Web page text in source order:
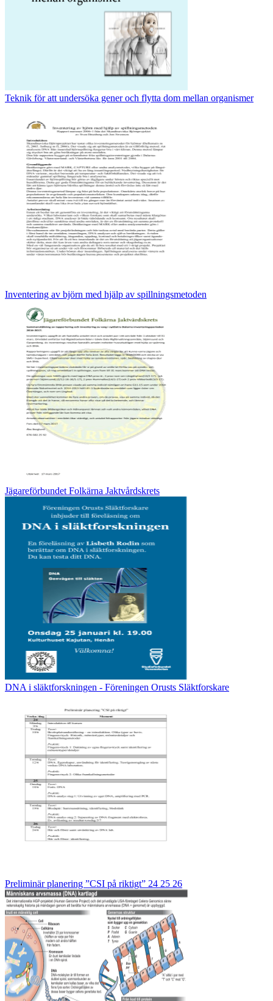
Teknik för att undersöka gener och flytta dom mellan organismer
Inventering av björn med hjälp av spillningsmetoden
Jägareförbundet Folkärna Jaktvårdskrets
DNA i släktforskningen - Föreningen Orusts Släktforskare
Preliminär planering ”CSI på riktigt” 24 25 26